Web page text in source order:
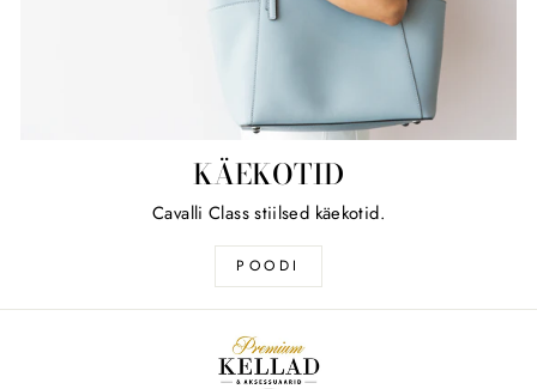
KÄEKOTID
Cavalli Class stiilsed käekotid.
POODI